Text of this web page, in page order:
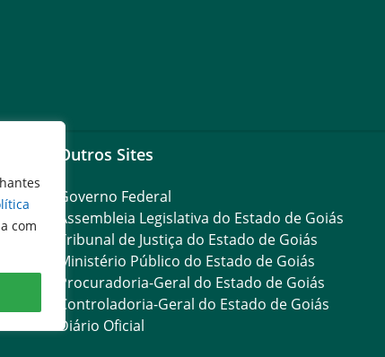
com
Outros Sites
Governo Federal
Assembleia Legislativa do Estado de Goiás
Tribunal de Justiça do Estado de Goiás
Ministério Público do Estado de Goiás
Procuradoria-Geral do Estado de Goiás
Controladoria-Geral do Estado de Goiás
Diário Oficial